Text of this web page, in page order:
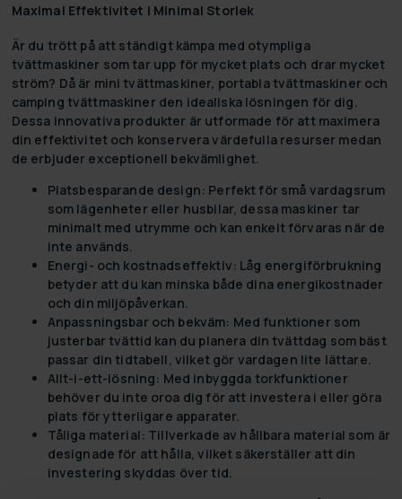
Maximal Effektivitet i Minimal Storlek
Är du trött på att ständigt kämpa med otympliga
tvättmaskiner som tar upp för mycket plats och drar mycket
ström? Då är mini tvättmaskiner, portabla tvättmaskiner och
camping tvättmaskiner den idealiska lösningen för dig.
Dessa innovativa produkter är utformade för att maximera
din effektivitet och konservera värdefulla resurser medan
de erbjuder exceptionell bekvämlighet.
Platsbesparande design: Perfekt för små vardagsrum
som lägenheter eller husbilar, dessa maskiner tar
minimalt med utrymme och kan enkelt förvaras när de
inte används.
Energi- och kostnadseffektiv: Låg energiförbrukning
betyder att du kan minska både dina energikostnader
och din miljöpåverkan.
Anpassningsbar och bekväm: Med funktioner som
justerbar tvättid kan du planera din tvättdag som bäst
passar din tidtabell, vilket gör vardagen lite lättare.
Allt-i-ett-lösning: Med inbyggda torkfunktioner
behöver du inte oroa dig för att investera i eller göra
plats för ytterligare apparater.
Tåliga material: Tillverkade av hållbara material som är
designade för att hålla, vilket säkerställer att din
investering skyddas över tid.